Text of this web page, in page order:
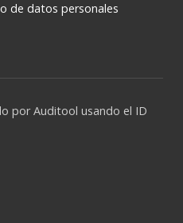
de datos personales
por Auditool usando el ID